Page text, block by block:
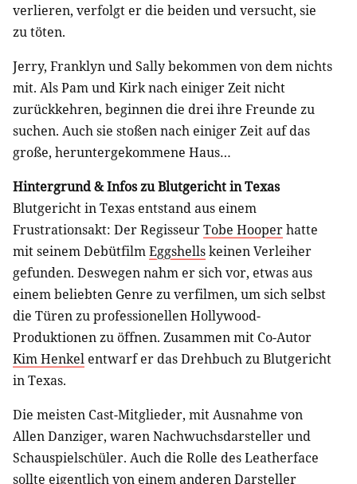
verlieren, verfolgt er die beiden und versucht, sie
zu töten.
Jerry, Franklyn und Sally bekommen von dem nichts
mit. Als Pam und Kirk nach einiger Zeit nicht
zurückkehren, beginnen die drei ihre Freunde zu
suchen. Auch sie stoßen nach einiger Zeit auf das
große, heruntergekommene Haus…
Hintergrund & Infos zu Blutgericht in Texas
Blutgericht in Texas entstand aus einem
Frustrationsakt: Der RegisseurTobe Hooperhatte
mit seinem DebütfilmEggshellskeinen Verleiher
gefunden. Deswegen nahm er sich vor, etwas aus
einem beliebten Genre zu verfilmen, um sich selbst
die Türen zu professionellen Hollywood-
Produktionen zu öffnen. Zusammen mit Co-Autor
Kim Henkel entwarf er das Drehbuch zu Blutgericht
in Texas.
Die meisten Cast-Mitglieder, mit Ausnahme von
Allen Danziger, waren Nachwuchsdarsteller und
Schauspielschüler. Auch die Rolle des Leatherface
sollte eigentlich von einem anderen Darsteller